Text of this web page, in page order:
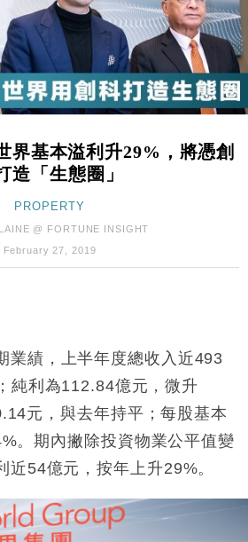
波動收跌 連挫7周創逾3年最長跌勢
美元計價出口增近24%勝預期 貿易順
元
三度入市撐日圓 4月單日斥6.28萬億
美伊戰事快結束 承認部分彈藥庫存緊
自救後再出手 斥4億美元押注未上市公
行上半年淨利創新高 中期息增15%至
6.5萬點後回穩 全周仍升近2%
波動收跌 連挫7周創逾3年最長跌勢
美元計價出口增近24%勝預期 貿易順
界基本溢利升29%，將憑創
造「生態圈」
PROPERTY
@ FORTUNE INSIGHT
February 27, 2019
業績，上半年度總收入近493
；純利為112.84億元，微升
元，與去年持平；每股基本
。期內撇除投資物業公平值變
近54億元，按年上升29%。